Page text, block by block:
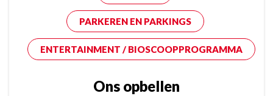
PARKEREN EN PARKINGS
ENTERTAINMENT / BIOSCOOPPROGRAMMA
Ons opbellen